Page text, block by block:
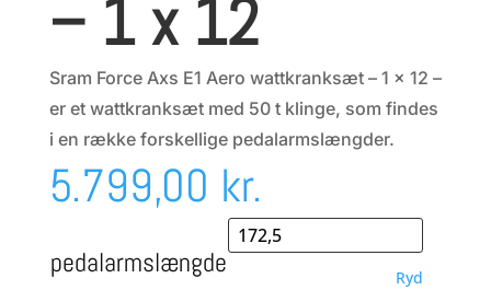
– 1 x 12
Sram Force Axs E1 Aero wattkranksæt – 1 x 12 –
er et wattkranksæt med 50 t klinge, som findes
i en række forskellige pedalarmslængder.
5.799,00 kr.
pedalarmslængde Ryd